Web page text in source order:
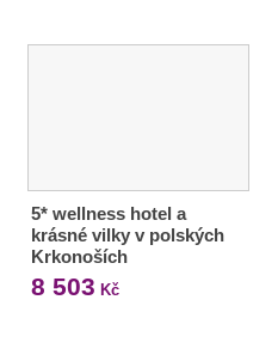
5* wellness hotel a
krásné vilky v polských
Krkonoších
8 503 Kč